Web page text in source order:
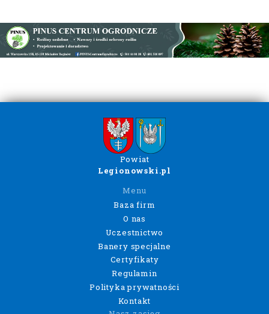
Powiat
Legionowski.pl
Menu
Baza firm
O nas
Uczestnictwo
Banery specjalne
Certyfikaty
Regulamin
Polityka prywatności
Kontakt